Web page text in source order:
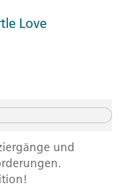
Love
und